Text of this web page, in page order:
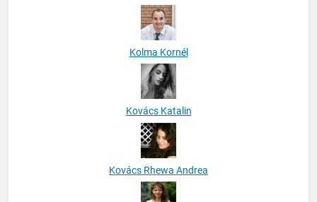
Kolma Kornél
Kovács Katalin
Kovács Rhewa Andrea